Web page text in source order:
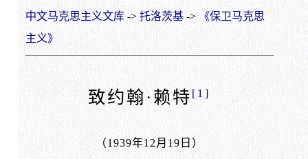
中文马克思主义文库-> 托洛茨基->
《保卫马克思
主义》
致约翰·赖特 [1]
（1939年12月19日）